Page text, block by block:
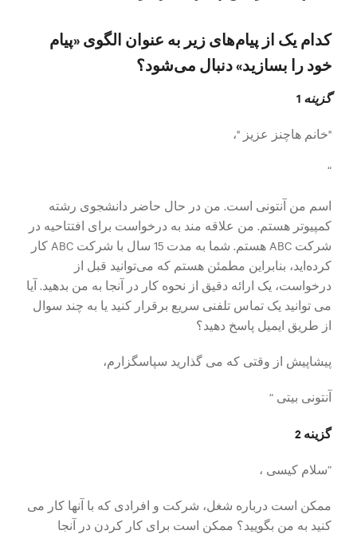
کدام یک از پیام‌های زیر به عنوان الگوی «پیام
خود را بسازید» دنبال می‌شود؟
گزینه 1
"خانم هاچنز عزیز "،
“
اسم من آنتونی است. من در حال حاضر دانشجوی رشته
کمپیوتر هستم. من علاقه مند به درخواست برای افتتاحیه در
شرکت ABC هستم. شما به مدت 15 سال با شرکت ABC کار
کرده‌اید، بنابراین مطمئن هستم که می‌توانید قبل از
درخواست، یک ارائه دقیق از نحوه کار در آنجا به من بدهید. آیا
می توانید یک تماس تلفنی سریع برقرار کنید یا به چند سوال
از طریق ایمیل پاسخ دهید؟
پیشاپیش از وقتی که می گذارید سپاسگزارم،
آنتونی بیتی “
گزینه 2
”سلام کیسی ،
ممکن است درباره شغل، شرکت و افرادی که با آنها کار می
کنید به من بگویید؟ ممکن است برای کار کردن در آنجا